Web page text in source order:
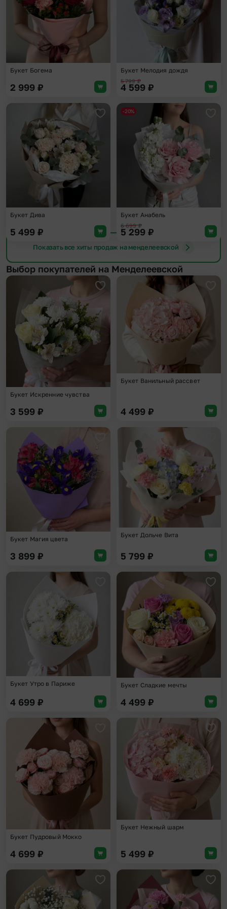
Букет Богема
2 999 ₽
Букет Мелодия дождя
5 799₽
4 599 ₽
Добавить в избранное
Букет Дива
5 499 ₽
-20%
Букет Анабель
6 699₽
5 299 ₽
Показать все хиты продаж на менделеевской
Выбор покупателей на Менделеевской
Добавить в избранное
Букет Искренние чувства
3 599 ₽
Букет Ванильный рассвет
4 499 ₽
Добавить в избранное
Букет Магия цвета
3 899 ₽
Букет Дольче Вита
5 799 ₽
Добавить в избранное
Букет Утро в Париже
4 699 ₽
Букет Сладкие мечты
4 499 ₽
Добавить в избранное
Букет Пудровый Мокко
4 699 ₽
Букет Нежный шарм
5 499 ₽
Добавить в избранное